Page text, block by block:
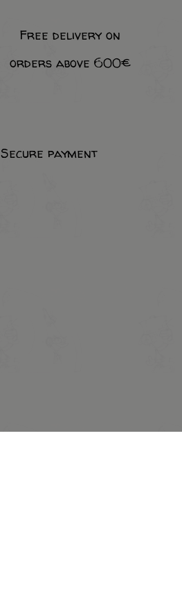
Free delivery on
orders above 600€
Secure payment